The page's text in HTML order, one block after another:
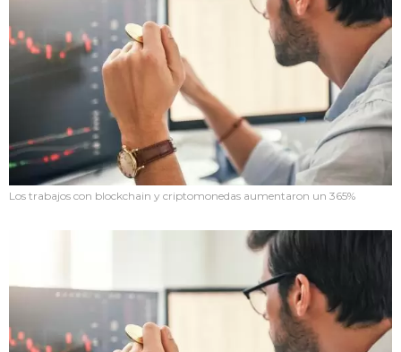
Los trabajos con blockchain y criptomonedas aumentaron un 365%